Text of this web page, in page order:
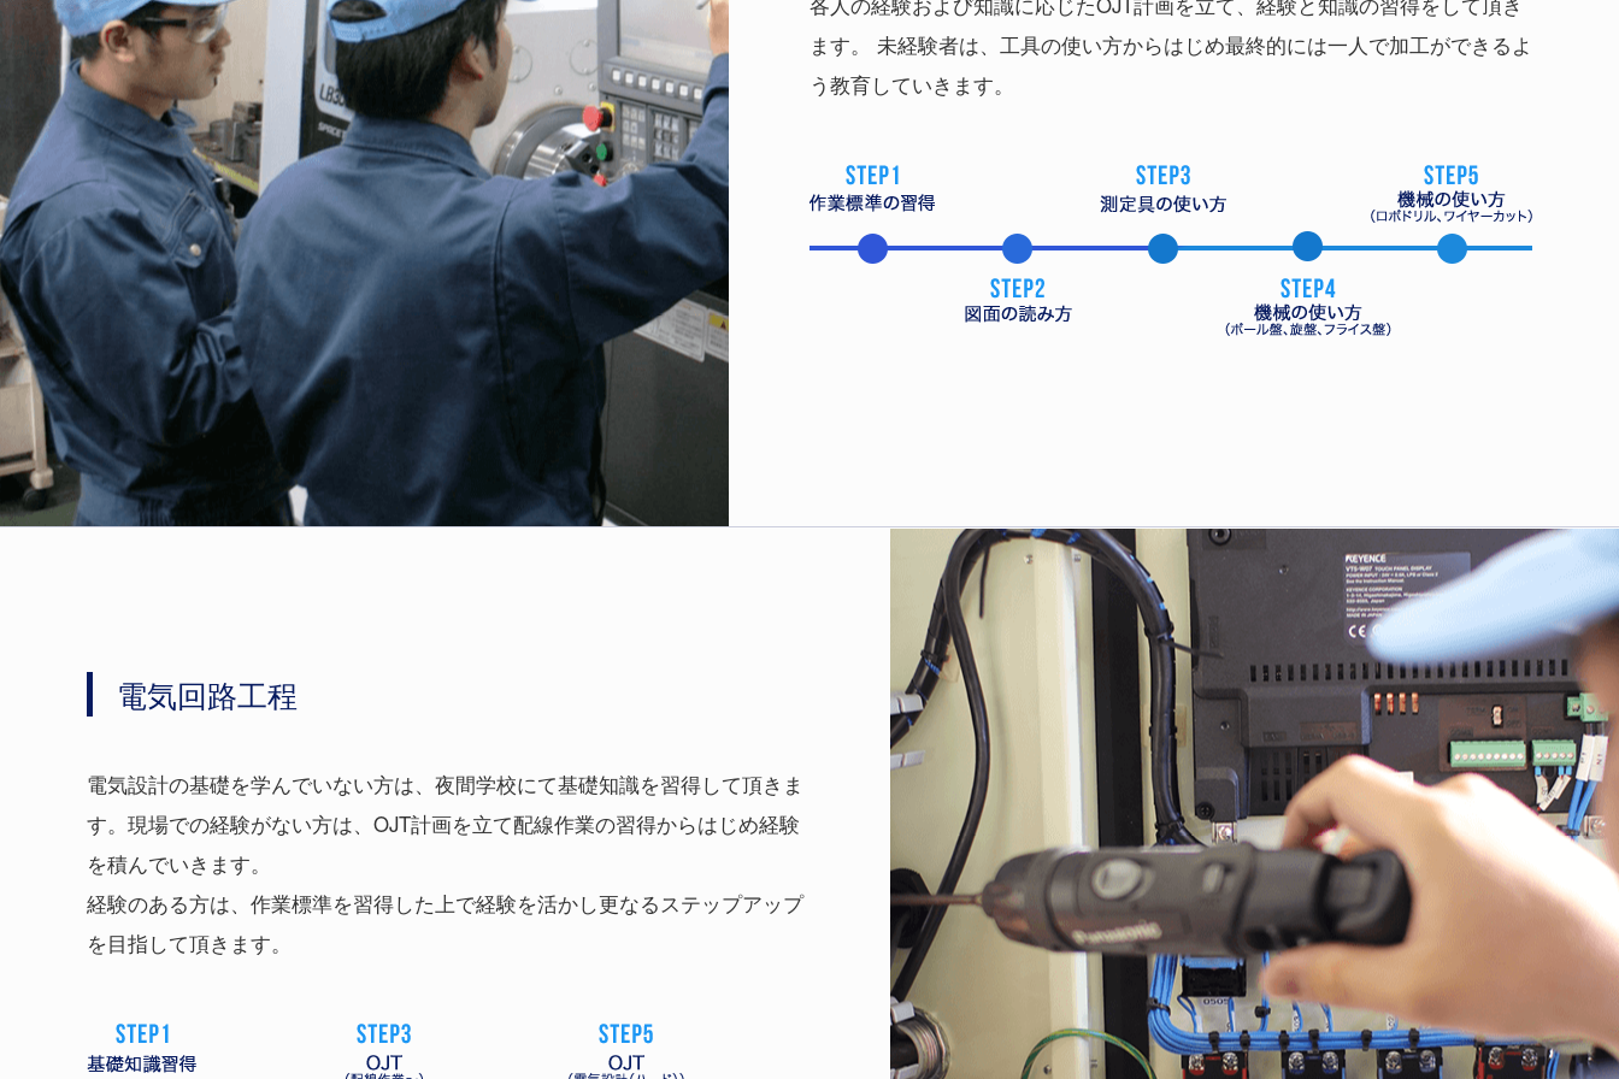
ます。 未経験者は、工具の使い方からはじめ最終的には一人で加工ができるよ
う教育していきます。
電気回路工程
電気設計の基礎を学んでいない方は、夜間学校にて基礎知識を習得して頂きま
す。現場での経験がない方は、OJT計画を立て配線作業の習得からはじめ経験
を積んでいきます。
経験のある方は、作業標準を習得した上で経験を活かし更なるステップアップ
を目指して頂きます。